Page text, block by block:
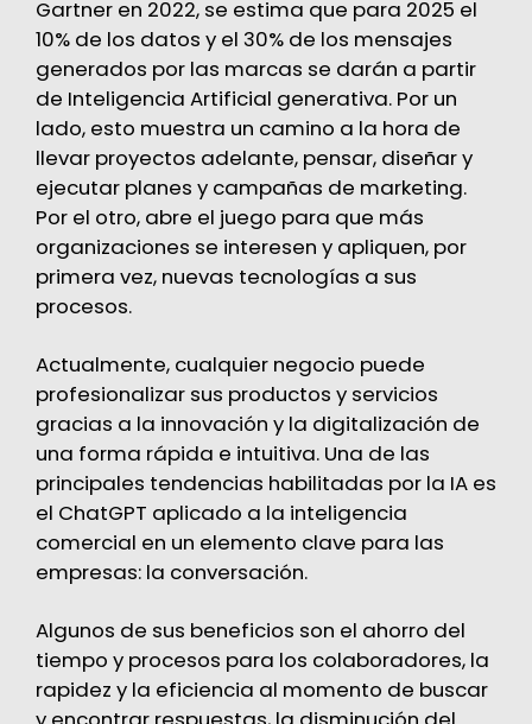
Gartner en 2022, se estima que para 2025 el
10% de los datos y el 30% de los mensajes
generados por las marcas se darán a partir
de Inteligencia Artificial generativa. Por un
lado, esto muestra un camino a la hora de
llevar proyectos adelante, pensar, diseñar y
ejecutar planes y campañas de marketing.
Por el otro, abre el juego para que más
organizaciones se interesen y apliquen, por
primera vez, nuevas tecnologías a sus
procesos.
Actualmente, cualquier negocio puede
profesionalizar sus productos y servicios
gracias a la innovación y la digitalización de
una forma rápida e intuitiva. Una de las
principales tendencias habilitadas por la IA es
el ChatGPT aplicado a la inteligencia
comercial en un elemento clave para las
empresas: la conversación.
Algunos de sus beneficios son el ahorro del
tiempo y procesos para los colaboradores, la
rapidez y la eficiencia al momento de buscar